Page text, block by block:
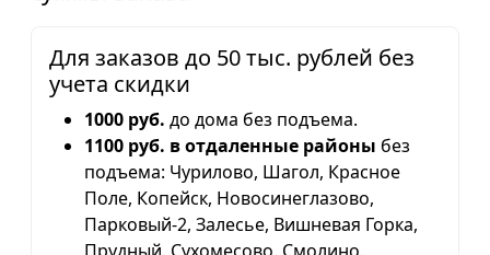
Для заказов до 50 тыс. рублей без
учета скидки
1000 руб. до дома без подъема.
1100 руб. в отдаленные районы без
подъема: Чурилово, Шагол, Красное
Поле, Копейск, Новосинеглазово,
Парковый-2, Залесье, Вишневая Горка,